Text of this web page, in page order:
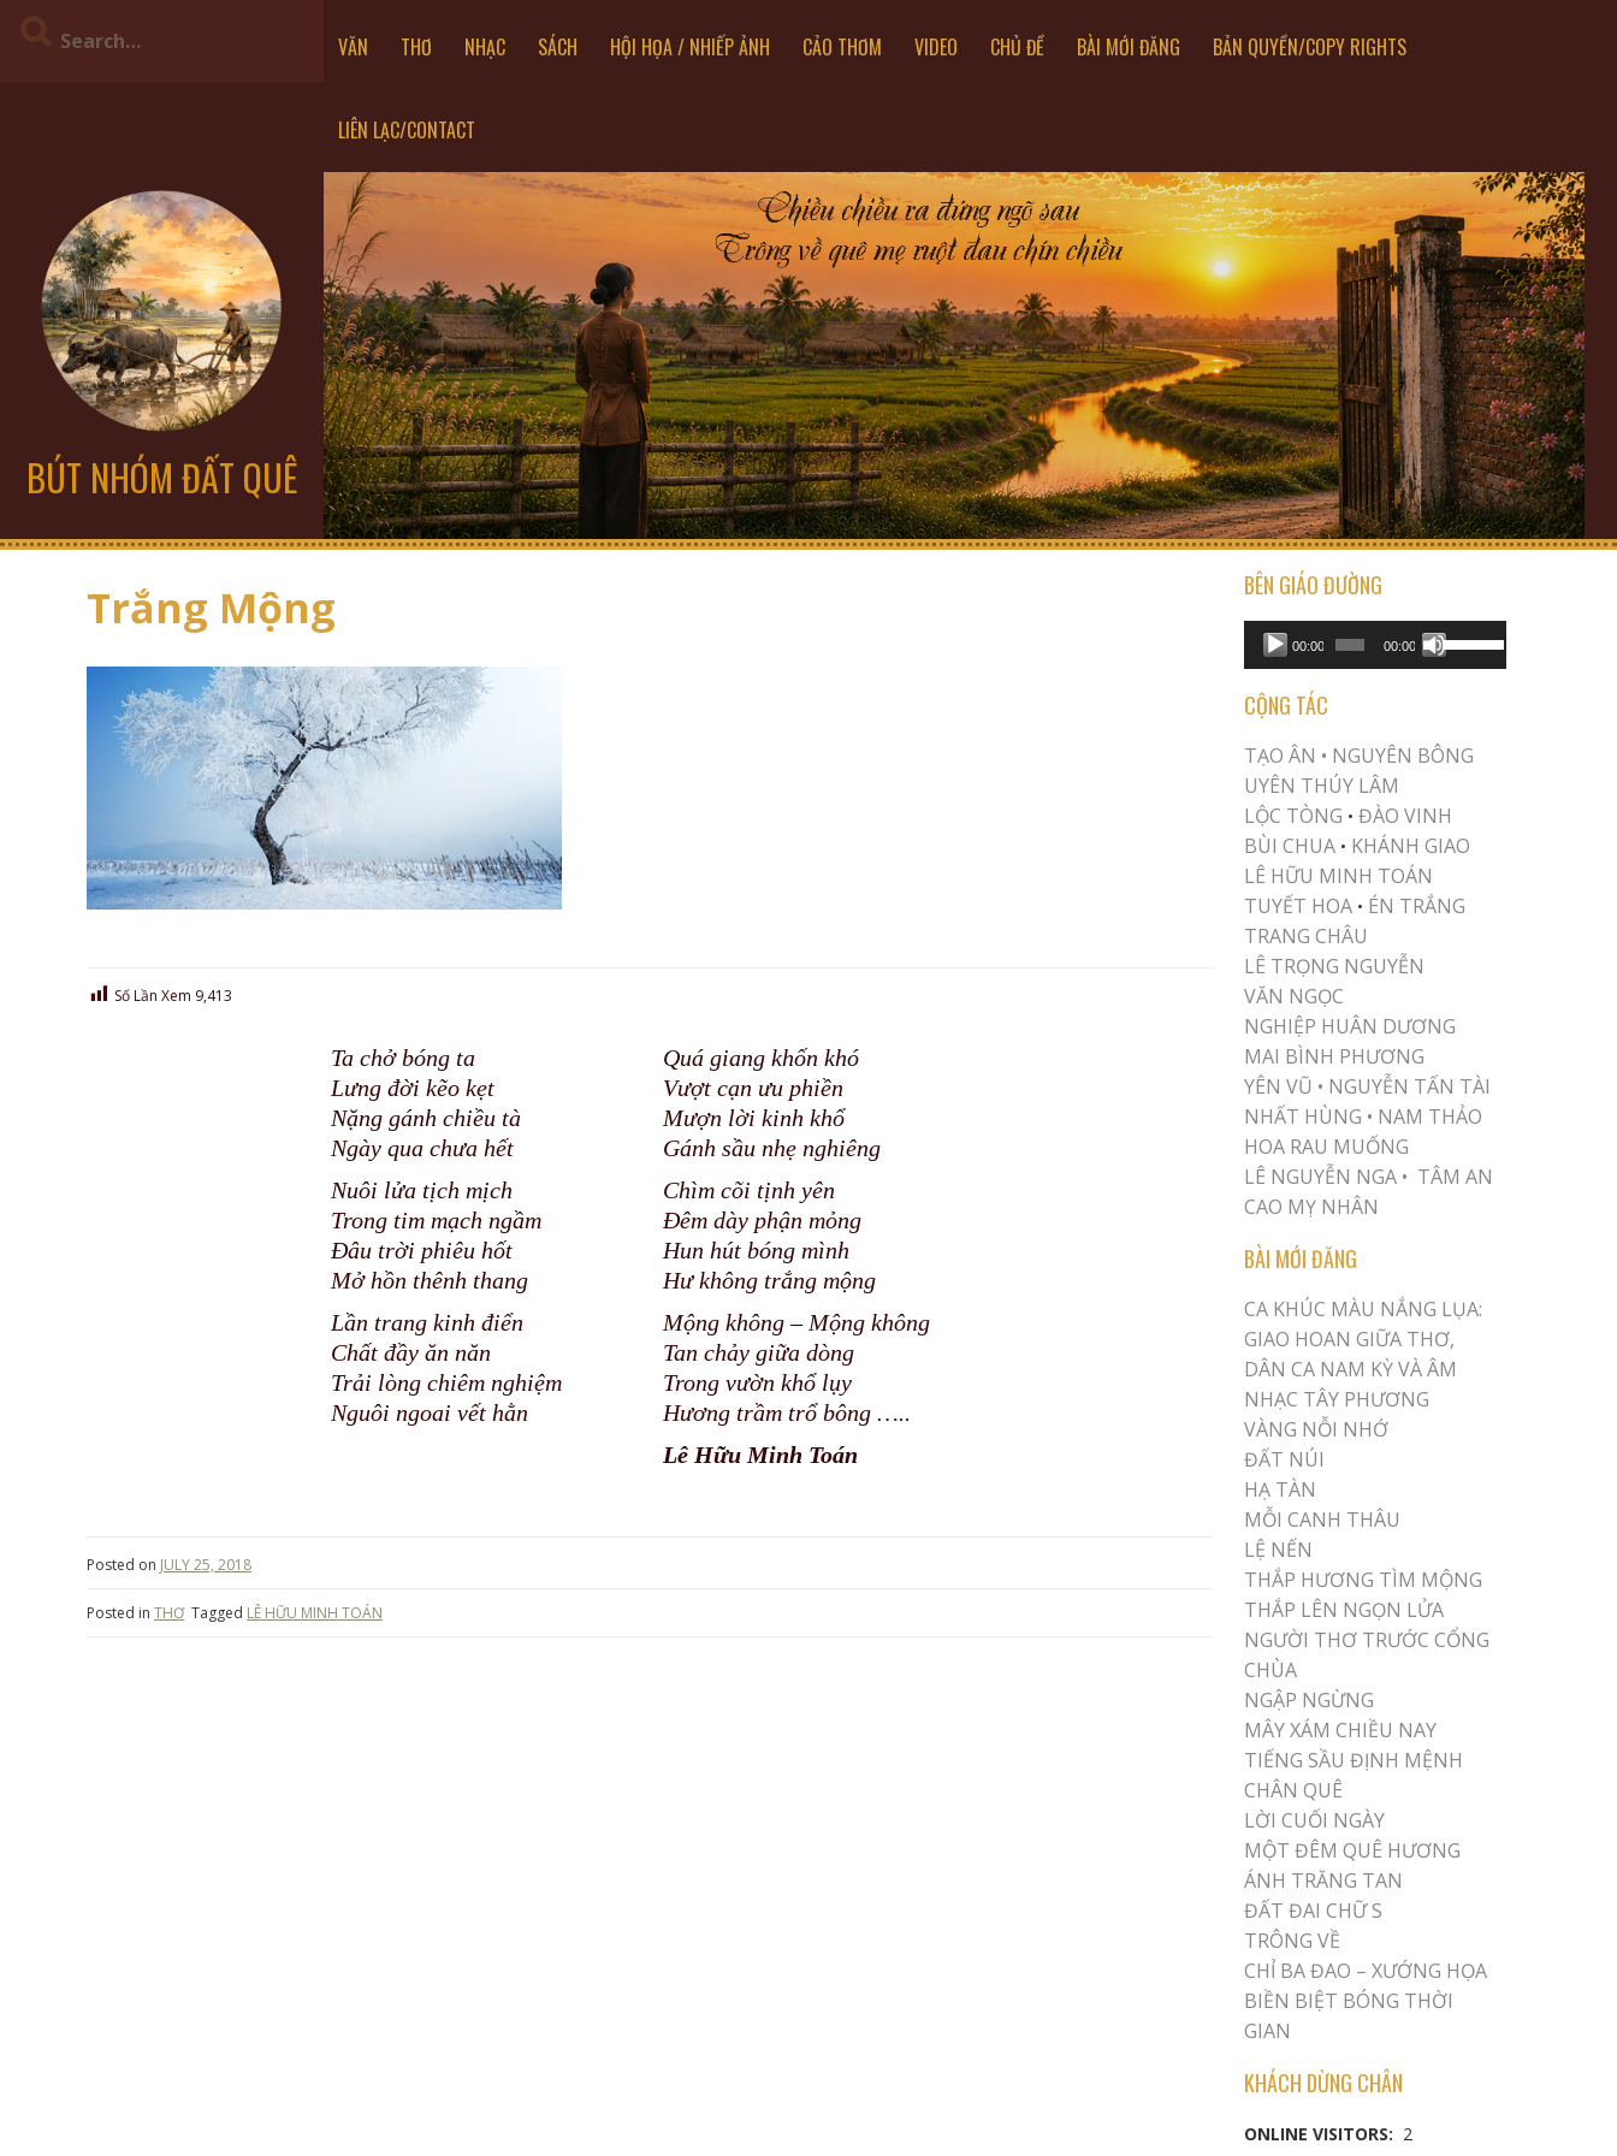
VĂN THƠ NHẠC SÁCH HỘI HỌA / NHIẾP ẢNH CẢO THƠM VIDEO CHỦ ĐỀ BÀI MỚI ĐĂNG BẢN QUYỀN/COPY RIGHTS
LIÊN LẠC/CONTACT
BÚT NHÓM ĐẤT QUÊ
Trắng Mộng
Số Lần Xem 9,413
Ta chở bóng ta
Lưng đời kẽo kẹt
Nặng gánh chiều tà
Ngày qua chưa hết
Nuôi lửa tịch mịch
Trong tim mạch ngầm
Đâu trời phiêu hốt
Mở hồn thênh thang
Lần trang kinh điển
Chất đầy ăn năn
Trải lòng chiêm nghiệm
Nguôi ngoai vết hằn
Quá giang khốn khó
Vượt cạn ưu phiền
Mượn lời kinh khổ
Gánh sầu nhẹ nghiêng
Chìm cõi tịnh yên
Đêm dày phận mỏng
Hun hút bóng mình
Hư không trắng mộng
Mộng không – Mộng không
Tan chảy giữa dòng
Trong vườn khổ lụy
Hương trầm trổ bông …..
Lê Hữu Minh Toán
Posted on JULY 25, 2018
Posted in THƠ Tagged LÊ HỮU MINH TOÁN
BÊN GIÁO ĐƯỜNG
Audio
Player
00:00 00:00
USE UP/DOWN ARROW KEYS TO INCREASE OR DECREASE VOLUME.
CỘNG TÁC
TẠO ÂN • NGUYÊN BÔNG
UYÊN THÚY LÂM
LỘC TÒNG •ĐÀO VINH
BÙI CHUA • KHÁNH GIAO
LÊ HỮU MINH TOÁN
TUYẾT HOA • ÉN TRẮNG
TRANG CHÂU
LÊ TRỌNG NGUYỄN
VĂN NGỌC
NGHIỆP HUÂN DƯƠNG
MAI BÌNH PHƯƠNG
YÊN VŨ • NGUYỄN TẤN TÀI
NHẤT HÙNG • NAM THẢO
HOA RAU MUỐNG
LÊ NGUYỄN NGA • TÂM AN
CAO MỴ NHÂN
BÀI MỚI ĐĂNG
CA KHÚC MÀU NẮNG LỤA:
GIAO HOAN GIỮA THƠ,
DÂN CA NAM KỲ VÀ ÂM
NHẠC TÂY PHƯƠNG
VÀNG NỖI NHỚ
ĐẤT NÚI
HẠ TÀN
MỖI CANH THÂU
LỆ NẾN
THẮP HƯƠNG TÌM MỘNG
THẮP LÊN NGỌN LỬA
NGƯỜI THƠ TRƯỚC CỔNG
CHÙA
NGẬP NGỪNG
MÂY XÁM CHIỀU NAY
TIẾNG SẦU ĐỊNH MỆNH
CHÂN QUÊ
LỜI CUỐI NGÀY
MỘT ĐÊM QUÊ HƯƠNG
ÁNH TRĂNG TAN
ĐẤT ĐAI CHỮ S
TRÔNG VỀ
CHỈ BA ĐAO – XƯỚNG HỌA
BIỀN BIỆT BÓNG THỜI
GIAN
KHÁCH DỪNG CHÂN
ONLINE VISITORS: 2